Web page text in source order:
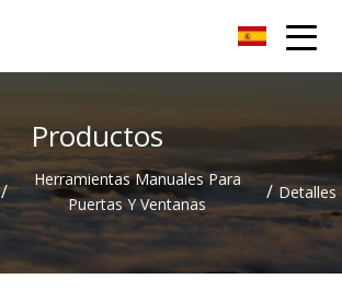
Ltd de la cerradura de puerta de Chongqing UPVC
Productos
/
Herramientas Manuales Para
Puertas Y Ventanas
/ Detalles